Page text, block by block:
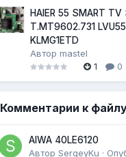
HAIER 55 SMART TV
T.MT9602.731
KLMG1ETD
Авторmastel
1
0
Комментарии к
AIWA 40LE6120
АвторSergeyKu ·